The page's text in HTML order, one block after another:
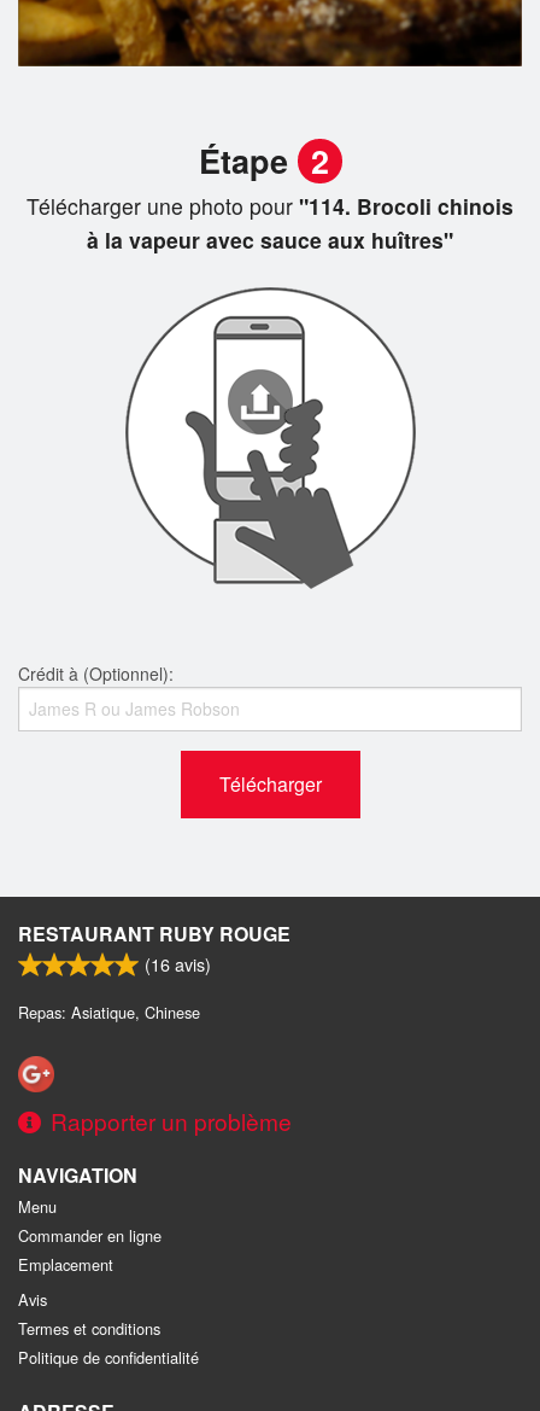
Étape 2
Télécharger une photo pour "114. Brocoli chinois
à la vapeur avec sauce aux huîtres"
Crédit à (Optionnel):
Télécharger
RESTAURANT RUBY ROUGE
(16avis)
Repas: Asiatique, Chinese
Rapporter un problème
NAVIGATION
Menu
Commander en ligne
Emplacement
Avis
Termes et conditions
Politique de confidentialité